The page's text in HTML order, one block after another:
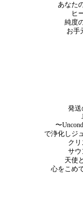
あなた
ヒ
純度
お手
発送
〜
で浄化しジ
ク
サウ
天使
心をこめ